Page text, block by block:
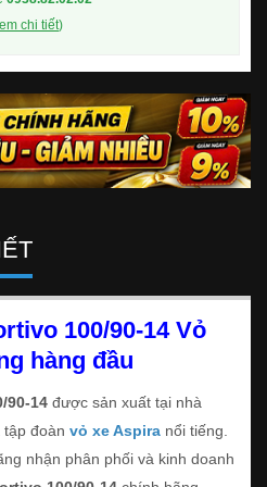
chi tiết)
100/90-14Vỏ
hàng đầu
90-14 được sản xuất tại nhà
đoàn vỏ xe Aspira nổi tiếng.
nhận phân phối và kinh doanh